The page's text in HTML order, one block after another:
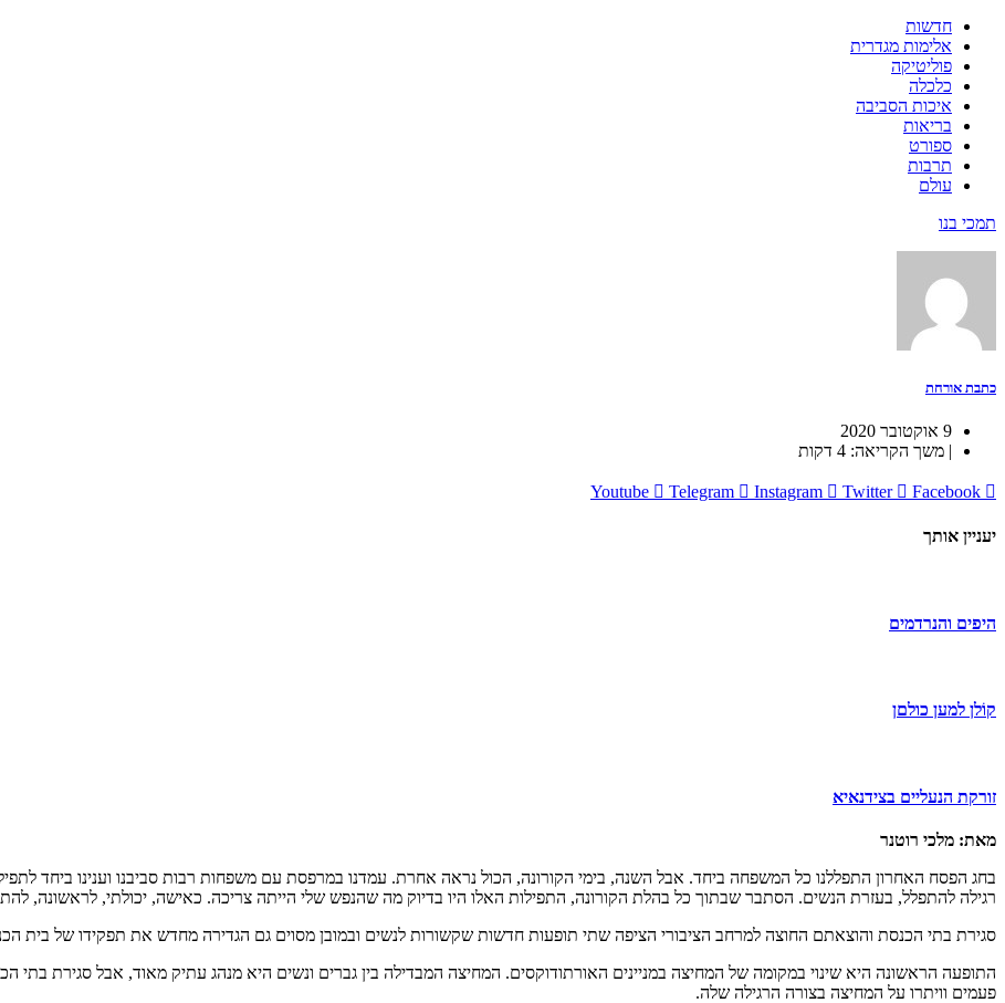
חדשות
אלימות מגדרית
פוליטיקה
כלכלה
איכות הסביבה
בריאות
ספורט
תרבות
עולם
תמכי בנו
כתבת אורחת
9 אוקטובר 2020
| משך הקריאה: 4 דקות
Youtube Telegram Instagram Twitter Facebook
יעניין אותך
היפים והנרדמים
קוֹלן למען כולםן
זורקת הנעליים בצידנאיא
מאת: מלכי רוטנר
בחג הפסח האחרון התפללנו כל המשפחה ביחד. אבל השנה, בימי הקורונה, הכול נראה אחרת. עמדנו במרפסת עם משפחות רבות סביבנו וענינו ביחד
רגילה להתפלל, בעזרת הנשים. הסתבר שבתוך כל בהלת הקורונה, התפילות האלו היו בדיוק מה שהנפש שלי הייתה צריכה. כאישה, יכולתי, לראשונה,
סגירת בתי הכנסת והוצאתם החוצה למרחב הציבורי הציפה שתי תופעות חדשות שקשורות לנשים ובמובן מסוים גם הגדירה מחדש את תפקידו של בית
התופעה הראשונה היא שינוי במקומה של המחיצה במניינים האורתודוקסים. המחיצה המבדילה בין גברים ונשים היא מנהג עתיק מאוד, אבל סגירת בתי
פעמים וויתרו על המחיצה בצורה הרגילה שלה.